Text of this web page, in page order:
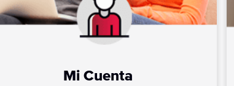
Mi Cuenta